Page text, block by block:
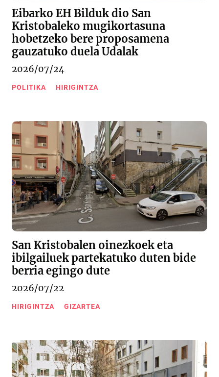
Eibarko EH Bilduk dio San
Kristobaleko mugikortasuna
hobetzeko bere proposamena
gauzatuko duela Udalak
2026/07/24
POLITIKA HIRIGINTZA
San Kristobalen oinezkoek eta
ibilgailuek partekatuko duten bide
berria egingo dute
2026/07/22
HIRIGINTZA GIZARTEA